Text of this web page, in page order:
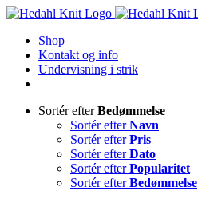
Skip
contentShop
Kontakt og info
Undervisning i strik
Sortér efterBedømmelse
Sortér efterNavn
Sortér efterPris
Sortér efterDato
Sortér efterPopularitet
Sortér efterBedømmelse